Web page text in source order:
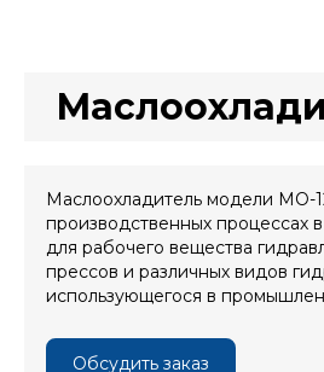
Обсудить заказ
Маслоохладитель модели МО-
производственных процессах
для рабочего вещества
прессов и различных видов
использующегося в